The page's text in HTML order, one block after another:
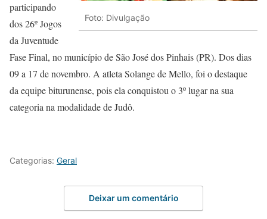
Foto: Divulgação
participando
dos 26º Jogos
da Juventude
Fase Final, no município de São José dos Pinhais (PR). Dos dias
09 a 17 de novembro. A atleta Solange de Mello, foi o destaque
da equipe biturunense, pois ela conquistou o 3º lugar na sua
categoria na modalidade de Judô.
Categorias: Geral
Deixar um comentário